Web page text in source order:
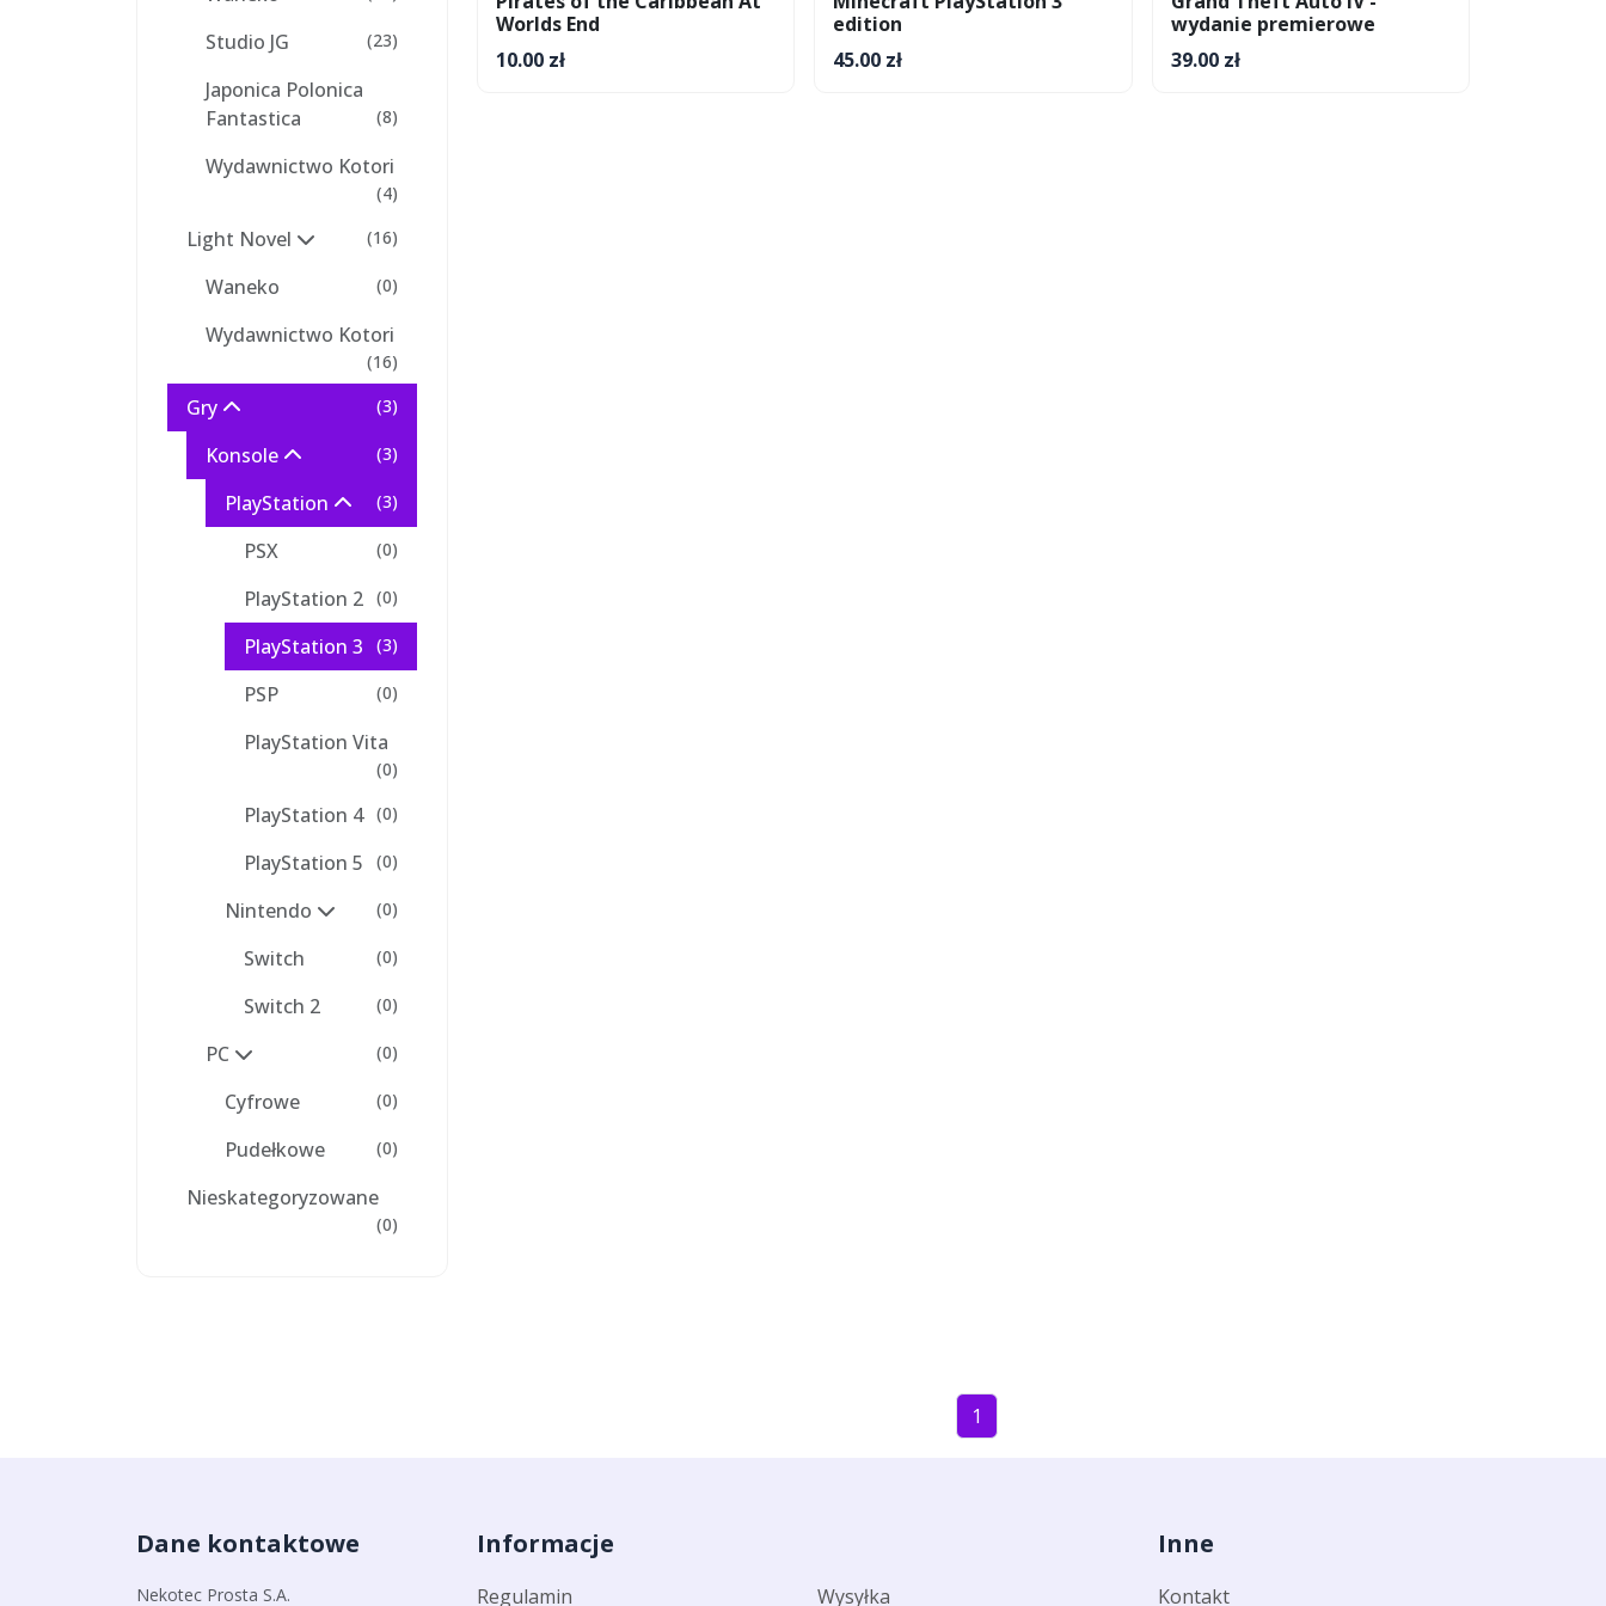
Studio JG (23)
Japonica Polonica
Fantastica
(8)
Wydawnictwo Kotori
(4)
Light Novel (16)
Waneko (0)
Wydawnictwo Kotori
(16)
Gry (3)
Konsole (3)
PlayStation (3)
PSX (0)
PlayStation 2 (0)
PlayStation 3 (3)
PSP (0)
PlayStation Vita
(0)
PlayStation 4 (0)
PlayStation 5 (0)
Nintendo (0)
Switch (0)
Switch 2 (0)
PC (0)
Cyfrowe (0)
Pudełkowe (0)
Nieskategoryzowane
(0)
Worlds End
10.00 zł
edition
45.00 zł
wydanie premierowe
39.00 zł
1
Dane kontaktowe
Nekotec Prosta S.A.
Informacje
Regulamin Wysyłka
Inne
Kontakt